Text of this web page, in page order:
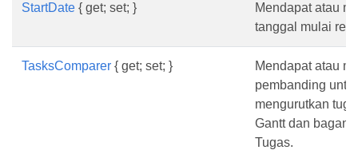
StartDate { get; set; }
Mendapat atau
tanggal mulai
TasksComparer { get; set; }
Mendapat atau
pembanding
mengurutkan
Gantt dan bagan
Tugas.